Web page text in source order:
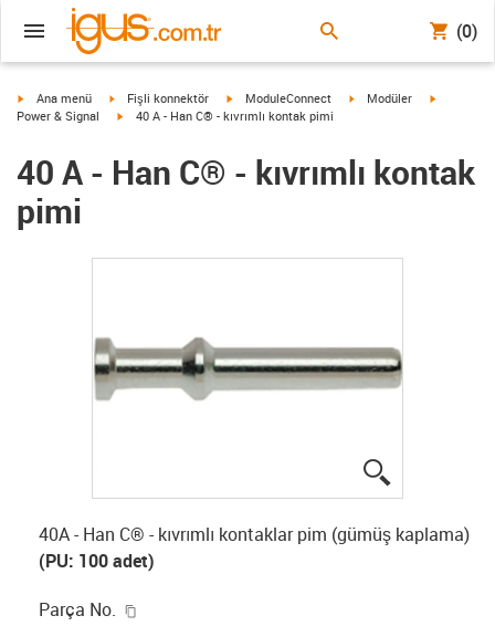
(0)
igus-icon-arrow-right
Ana menü igus-icon-arrow-right
Fişli konnektör igus-icon-arrow-right
ModuleConnect igus-icon-arrow-right
Modüler
igus-icon-
Power & Signal
igus-icon-arrow-right
40 A - Han C® - kıvrımlı kontak pimi
40 A - Han C® - kıvrımlı kontak
pimi
40A - Han C® - kıvrımlı kontaklar pim (gümüş kaplama)
(PU: 100 adet)
Parça No.